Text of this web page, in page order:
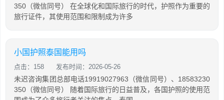
350（微信同号） 在全球化和国际旅行的时代，护照作为重要的
旅行证件，其使用范围和限制成为许多
小国护照泰国能用吗
点击：158 发布时间：2026-05-26
未迟咨询集团总部电话19919027963（微信同号）、18583230
350（微信同号） 随着国际旅行的日益普及，各国护照的使用范